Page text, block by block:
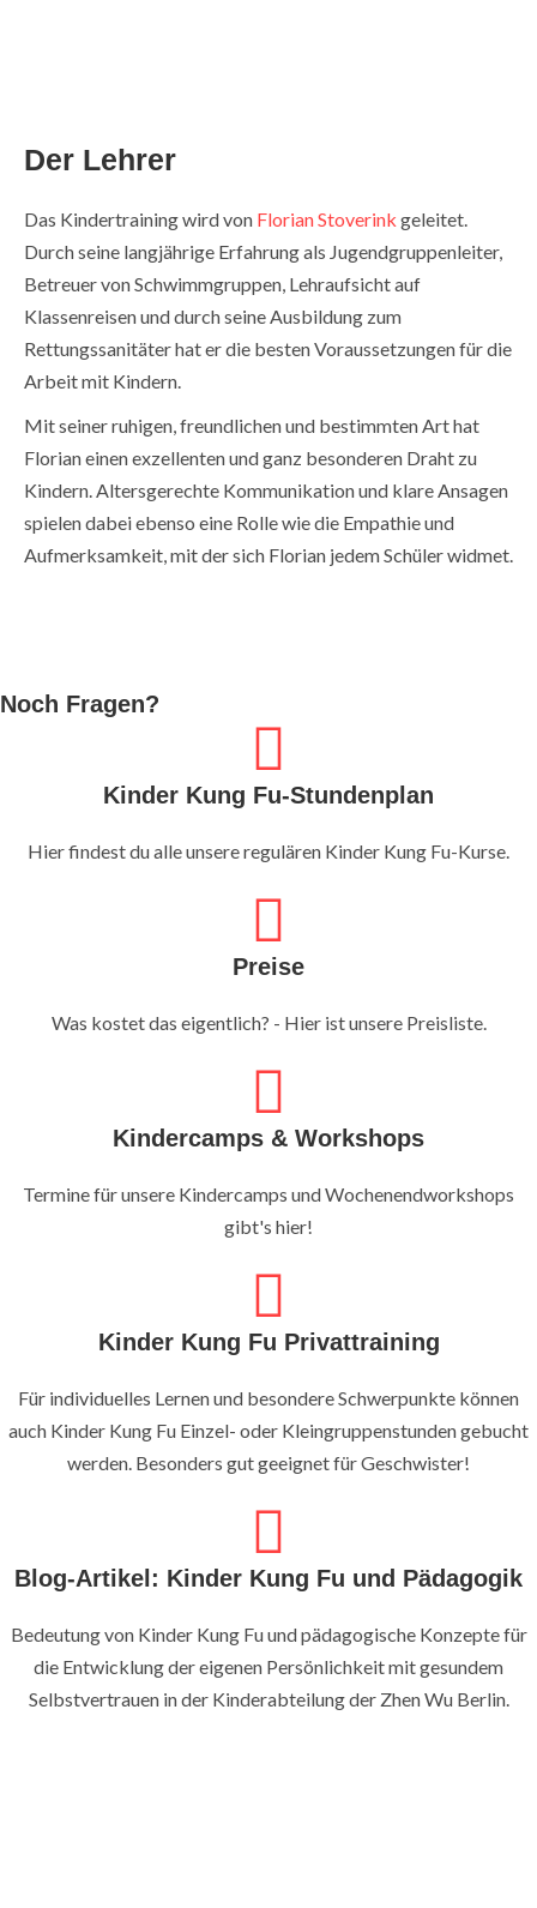
Der Lehrer
Das Kindertraining wird von Florian Stoverink geleitet.
Durch seine langjährige Erfahrung als Jugendgruppenleiter,
Betreuer von Schwimmgruppen, Lehraufsicht auf
Klassenreisen und durch seine Ausbildung zum
Rettungssanitäter hat er die besten Voraussetzungen für die
Arbeit mit Kindern.
Mit seiner ruhigen, freundlichen und bestimmten Art hat
Florian einen exzellenten und ganz besonderen Draht zu
Kindern. Altersgerechte Kommunikation und klare Ansagen
spielen dabei ebenso eine Rolle wie die Empathie und
Aufmerksamkeit, mit der sich Florian jedem Schüler widmet.
Noch Fragen?
Kinder Kung Fu-Stundenplan
Hier findest du alle unsere regulären Kinder Kung Fu-Kurse.
Preise
Was kostet das eigentlich? - Hier ist unsere Preisliste.
Kindercamps & Workshops
Termine für unsere Kindercamps und Wochenendworkshops
gibt's hier!
Kinder Kung Fu Privattraining
Für individuelles Lernen und besondere Schwerpunkte können
auch Kinder Kung Fu Einzel- oder Kleingruppenstunden gebucht
werden. Besonders gut geeignet für Geschwister!
Blog-Artikel: Kinder Kung Fu und Pädagogik
Bedeutung von Kinder Kung Fu und pädagogische Konzepte für
die Entwicklung der eigenen Persönlichkeit mit gesundem
Selbstvertrauen in der Kinderabteilung der Zhen Wu Berlin.